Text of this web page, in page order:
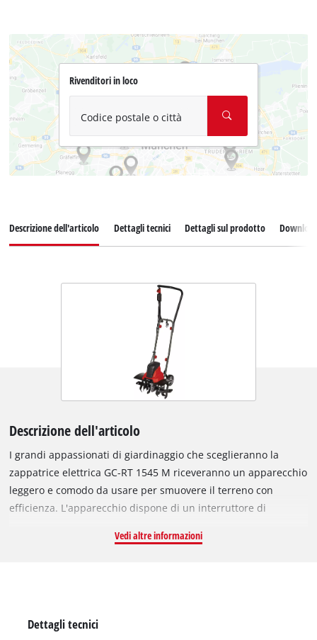
Rivenditori in loco
Codice postale o città
Descrizione dell'articolo Dettagli tecnici Dettagli sul prodotto
Descrizione dell'articolo
I grandi appassionati di giardinaggio che sceglieranno la
zappatrice elettrica GC-RT 1545 M riceveranno un apparecchio
leggero e comodo da usare per smuovere il terreno con
efficienza. L'apparecchio dispone di un interruttore di
frese appena viene rilasciato. La zappatrice elettrica GC-RT
riporre l'attrezzo agevolmente. Una clip antistrappo porta cavo
Vedi altre informazioni
Dettagli tecnici